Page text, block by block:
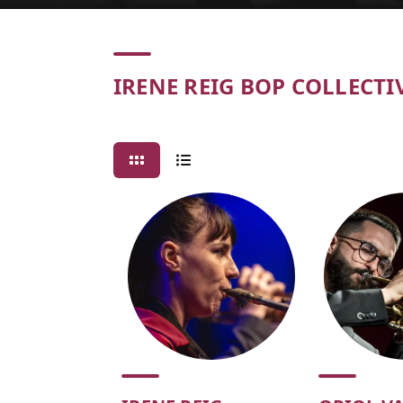
Concert
IRENE REIG BOP